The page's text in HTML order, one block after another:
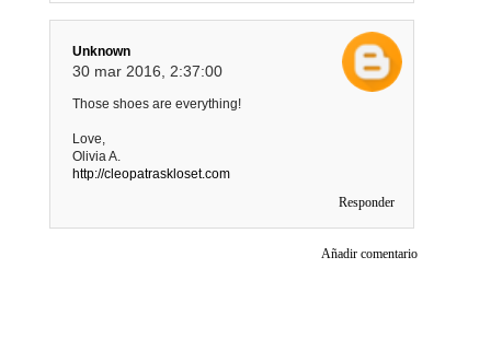
Unknown
30 mar 2016, 2:37:00
Those shoes are everything!
Love,
Olivia A.
http://cleopatraskloset.com
Responder
Añadir comentario